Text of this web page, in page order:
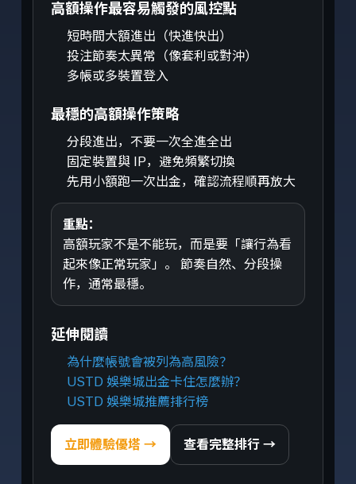
高額操作最容易觸發的風控點
短時間大額進出（快進快出）
投注節奏太異常（像套利或對沖）
多帳或多裝置登入
最穩的高額操作策略
分段進出，不要一次全進全出
固定裝置與 IP，避免頻繁切換
先用小額跑一次出金，確認流程順再放大
重點：
高額玩家不是不能玩，而是要「讓行為看
起來像正常玩家」。 節奏自然、分段操
作，通常最穩。
延伸閱讀
為什麼帳號會被列為高風險？
USTD 娛樂城出金卡住怎麼辦？
USTD 娛樂城推薦排行榜
立即體驗優塔 → 查看完整排行 →